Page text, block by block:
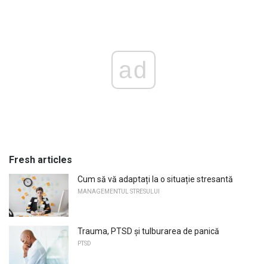
ad
Fresh articles
Cum să vă adaptați la o situație stresantă
MANAGEMENTUL STRESULUI
Trauma, PTSD și tulburarea de panică
PTSD